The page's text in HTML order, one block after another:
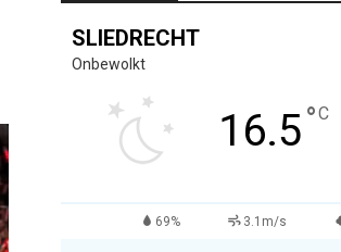
SLIEDRECHT
Onbewolkt
16.5°C
69% 3.1m/s